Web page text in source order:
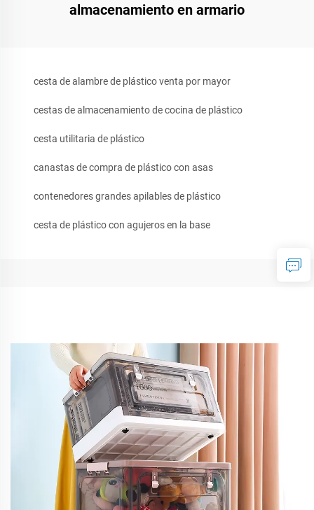
almacenamiento en armario
cesta de alambre de plástico venta por mayor
cestas de almacenamiento de cocina de plástico
cesta utilitaria de plástico
canastas de compra de plástico con asas
contenedores grandes apilables de plástico
cesta de plástico con agujeros en la base